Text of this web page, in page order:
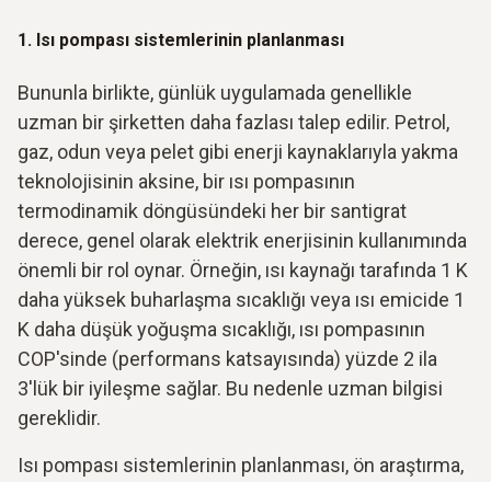
1. Isı pompası sistemlerinin planlanması
Bununla birlikte, günlük uygulamada genellikle
uzman bir şirketten daha fazlası talep edilir. Petrol,
gaz, odun veya pelet gibi enerji kaynaklarıyla yakma
teknolojisinin aksine, bir ısı pompasının
termodinamik döngüsündeki her bir santigrat
derece, genel olarak elektrik enerjisinin kullanımında
önemli bir rol oynar. Örneğin, ısı kaynağı tarafında 1 K
daha yüksek buharlaşma sıcaklığı veya ısı emicide 1
K daha düşük yoğuşma sıcaklığı, ısı pompasının
COP'sinde (performans katsayısında) yüzde 2 ila
3'lük bir iyileşme sağlar. Bu nedenle uzman bilgisi
gereklidir.
Isı pompası sistemlerinin planlanması, ön araştırma,